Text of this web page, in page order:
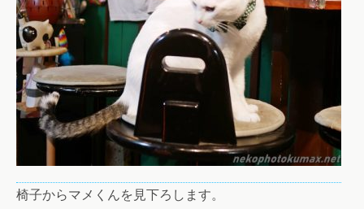
椅子からマメくんを見下ろします。